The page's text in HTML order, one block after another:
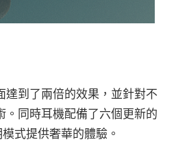
到了兩倍的效果，並針對不
同時耳機配備了六個更新的
式提供奢華的體驗。